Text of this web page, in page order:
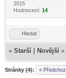
2015
Hodnocení: 14
Hledat
« Starší Novější »
Stránky (4): «